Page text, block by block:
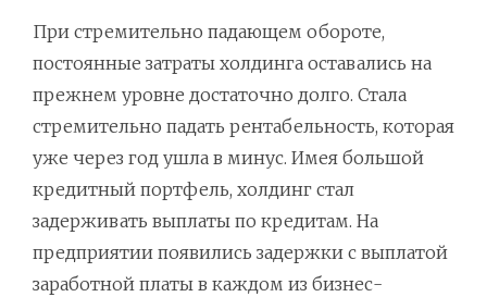
При стремительно падающем обороте,
постоянные затраты холдинга оставались на
прежнем уровне достаточно долго. Стала
стремительно падать рентабельность, которая
уже через год ушла в минус. Имея большой
кредитный портфель, холдинг стал
задерживать выплаты по кредитам. На
предприятии появились задержки с выплатой
заработной платы в каждом из бизнес-